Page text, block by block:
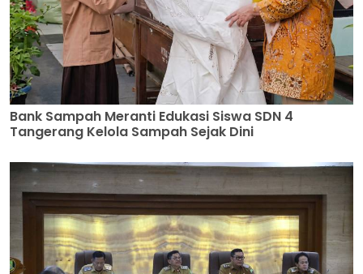
Bank Sampah Meranti Edukasi Siswa SDN 4
Tangerang Kelola Sampah Sejak Dini